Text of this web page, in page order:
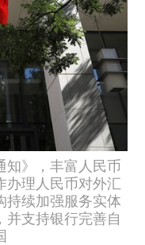
知》，丰富人民币
办理人民币对外汇
持续加强服务实体
并支持银行完善自